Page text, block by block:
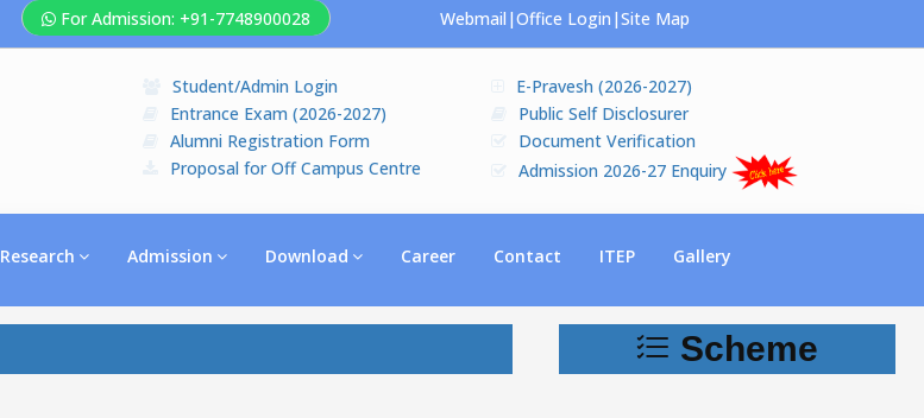
For Admission: +91-7748900028 Webmail |Office Login |Site Map
Student/Admin Login
Entrance Exam (2026-2027)
Alumni Registration Form
Proposal for Off Campus Centre
E-Pravesh (2026-2027)
Public Self Disclosurer
Document Verification
Admission 2026-27 Enquiry
Research Admission Download Career Contact ITEP Gallery
Scheme